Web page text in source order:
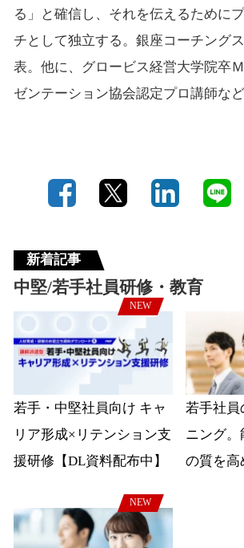
る」と確信し、それを伝えるために
チとして独立する。銀座コーチング
表。他に、グロービス経営大学院卒
ゼンテーション協会認定プロ講師など
新着記事
中堅/若手社員研修・教育
NEW
若手・中堅社員向け キャ
リア形成×リテンション支
援研修【DL資料配布中】
若手社員
ニング
の質を高
NEW